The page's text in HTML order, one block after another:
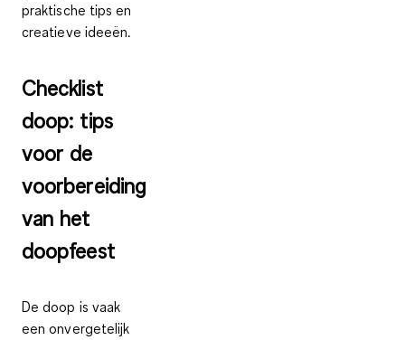
praktische tips en
creatieve ideeën.
Checklist
doop: tips
voor de
voorbereiding
van het
doopfeest
De doop is vaak
een onvergetelijk